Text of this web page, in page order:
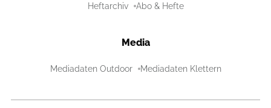
Heftarchiv Abo & Hefte
Media
Mediadaten Outdoor Mediadaten Klettern